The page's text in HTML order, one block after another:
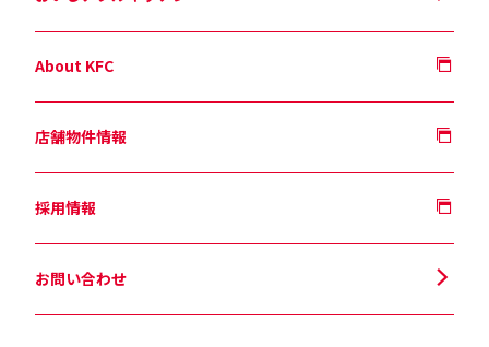
About KFC
店舗物件情報
採用情報
お問い合わせ